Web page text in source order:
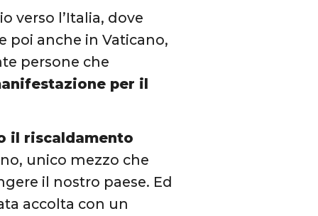
verso l’Italia, dove
poi anche in Vaticano,
persone che
per il
il riscaldamento
unico mezzo che
il nostro paese. Ed
accolta con un